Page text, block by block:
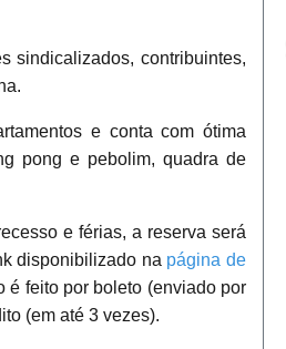
sindicalizados, contribuintes,
e conta com ótima
pong e pebolim, quadra de
e férias, a reserva será
disponibilizado na página de
é feito por boleto (enviado por
(em até 3 vezes).